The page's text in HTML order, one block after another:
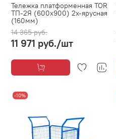
Тележка платформенная TOR
ТП-2Я (600х900) 2х-ярусная
(160мм)
14 365 руб.
11 971 руб./шт
-10%